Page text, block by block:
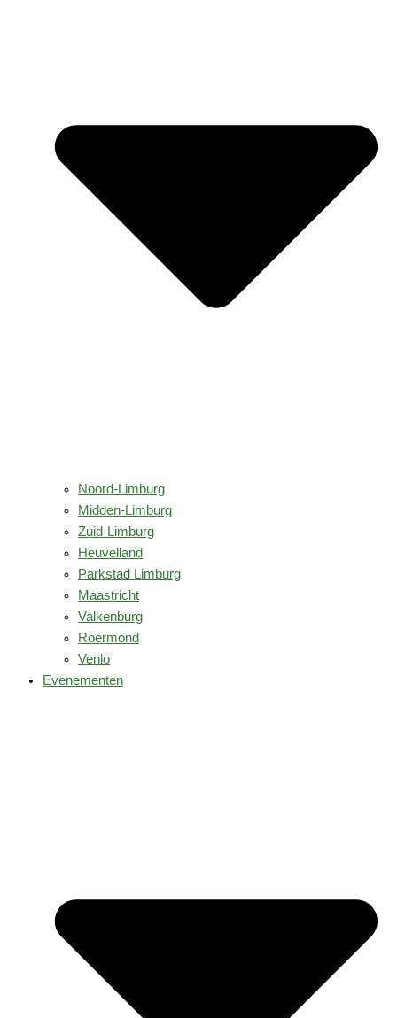
Noord-Limburg
Midden-Limburg
Zuid-Limburg
Heuvelland
Parkstad Limburg
Maastricht
Valkenburg
Roermond
Venlo
Evenementen